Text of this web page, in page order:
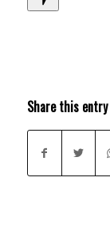
Share this entry